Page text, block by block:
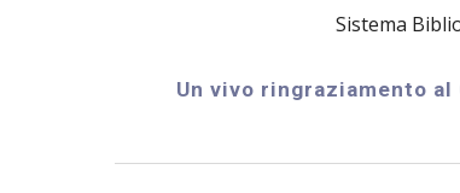
Sistema
Un vivo ringraziamento